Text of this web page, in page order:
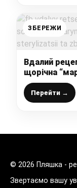
ЗБЕРЕЖИ
Вдалий
щорічна
варіння,
квартирі
Перейти →
© 2026 Пляшка -
Звертаємо вашу